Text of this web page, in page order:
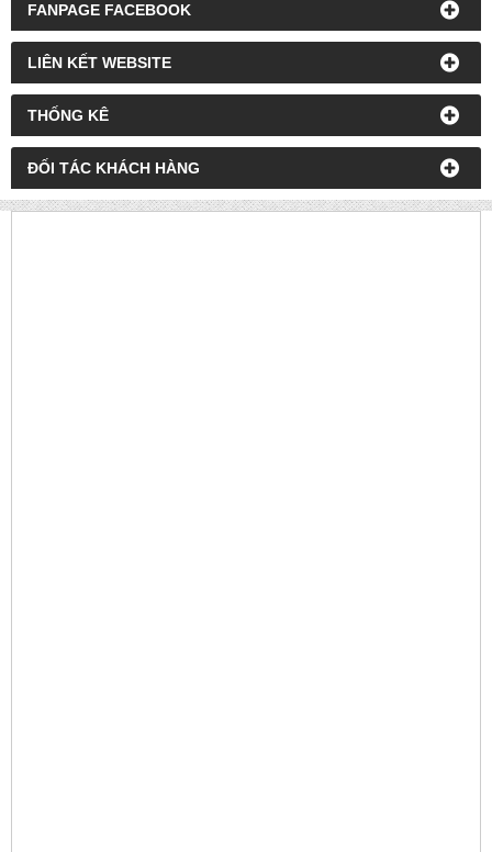
FANPAGE FACEBOOK
LIÊN KẾT WEBSITE
THỐNG KÊ
ĐỐI TÁC KHÁCH HÀNG